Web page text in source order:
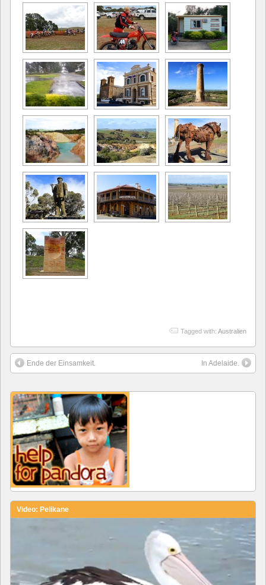
Tagged with: Australien
Ende der Einsamkeit. In Adelaide.
Video: Pelikane